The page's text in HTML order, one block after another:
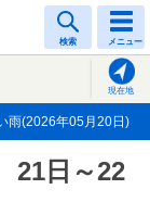
検索 メニュー
現在地
雨(2026年05月20日)
21日～22